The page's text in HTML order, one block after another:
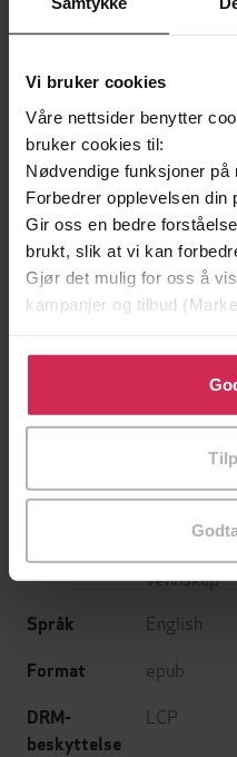
Vi bruker cookies
Våre nettsider benytter
bruker cookies til:
Nødvendige funksjoner på
Forbedrer opplevelsen din
Gir oss en bedre
brukt, slik at vi kan
Gjør det mulig for oss å
kampanjer og tilbud
Klikk på «Godta alle» for
bruke cookies for alle
tilpasse ditt samtykke til
199,-
Minnesota
Jo Nesbø
EBOK
Forfattere Onjali Q.
Orion
Utgitt
vennskap
Språk English
Format epub
DRM-
beskyttelse
LCP